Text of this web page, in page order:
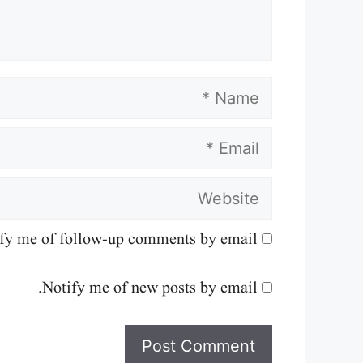
Email
Website
me of follow-up comments by email.
Notify me of new posts by email.